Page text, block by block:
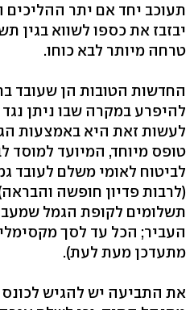
תעוכב יחד אם יתר
יבזבז את כספו לשווא בגין
טרחה מיותר לבא כוחו.
החדשות הטובות הן שעובד
להיפרע במקרה שבו ניתן
לעשות זאת היא באמצעות
טופס מיוחד, המיועד למוסד
לביטוח לאומי משלם לעובד
(לרבות פדיון חופשה
תשלומים לקופת הגמל
מתעדכן מעת לעת).
את התביעה יש להגיש